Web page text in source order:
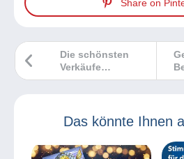
Share on
Die schönsten
Verkäufe
Delcampe
Das könnte Ihnen